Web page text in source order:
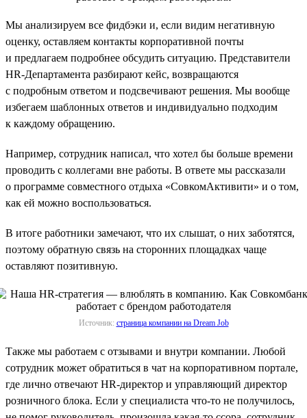
Мы анализируем все фидбэки и, если видим негативную
оценку, оставляем контакты корпоративной почты
и предлагаем подробнее обсудить ситуацию. Представители
HR-Департамента разбирают кейс, возвращаются
с подробным ответом и подсвечивают решения. Мы вообще
избегаем шаблонных ответов и индивидуально подходим
к каждому обращению.
Например, сотрудник написал, что хотел бы больше времени
проводить с коллегами вне работы. В ответе мы рассказали
о программе совместного отдыха «СовкомАктивити» и о том,
как ей можно воспользоваться.
В итоге работники замечают, что их слышат, о них заботятся,
поэтому обратную связь на сторонних площадках чаще
оставляют позитивную.
Источник: страница компании на Dream Job
Также мы работаем с отзывами и внутри компании. Любой
сотрудник может обратиться в чат на корпоративном портале,
где лично отвечают HR-директор и управляющий директор
розничного блока. Если у специалиста что-то не получилось,